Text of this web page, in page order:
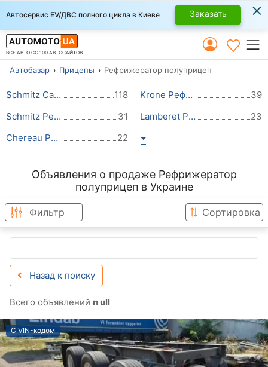
Автосервис EV/ДВС полного цикла в Киеве Заказать ×
ВСЕ АВТО СО 100 АВТОСАЙТОВ
Автобазар Прицепы Рефрижератор полуприцеп
Schmitz Cargobull Рефрижератор полуприцеп 118 Krone Рефрижератор полуприцеп
39
Schmitz Рефрижератор полуприцеп
31 Lamberet Рефрижератор полуприцеп
23
Chereau Рефрижератор полуприцеп
22
Объявления о продаже Рефрижератор
полуприцеп в Украине
Фильтр Сортировка
Назад к поиску
Всего объявлений n ull
С VIN-кодом